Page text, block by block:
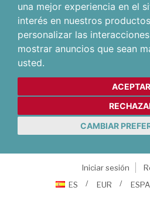
una mejor experiencia en el
interés en nuestros
personalizar las
mostrar anuncios que sean
usted.
ACEPTAR
CAMBIAR
Iniciar sesión
ES
EUR